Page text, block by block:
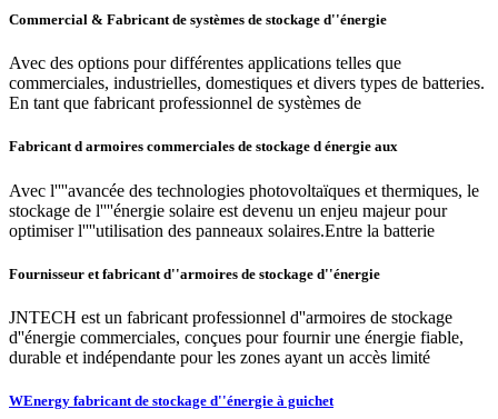
Commercial & Fabricant de systèmes de stockage d''énergie
Avec des options pour différentes applications telles que
commerciales, industrielles, domestiques et divers types de batteries.
En tant que fabricant professionnel de systèmes de
Fabricant d armoires commerciales de stockage d énergie aux
Avec l''''avancée des technologies photovoltaïques et thermiques, le
stockage de l''''énergie solaire est devenu un enjeu majeur pour
optimiser l''''utilisation des panneaux solaires.Entre la batterie
Fournisseur et fabricant d''armoires de stockage d''énergie
JNTECH est un fabricant professionnel d''armoires de stockage
d''énergie commerciales, conçues pour fournir une énergie fiable,
durable et indépendante pour les zones ayant un accès limité
WEnergy fabricant de stockage d''énergie à guichet